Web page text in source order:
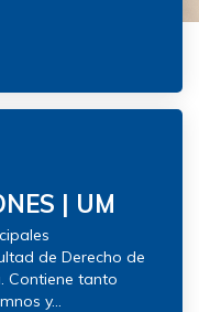
| UM
de Derecho de
Contiene tanto
y...